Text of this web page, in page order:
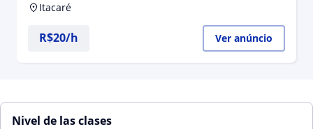
Itacaré
R$20/h Ver anúncio
Nivel de las clases